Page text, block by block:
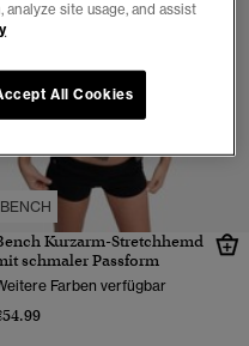
BENCH
Kurzarm-Stretchhemd
schmaler Passform
Farben verfügbar
site usage, and assist
All Cookies